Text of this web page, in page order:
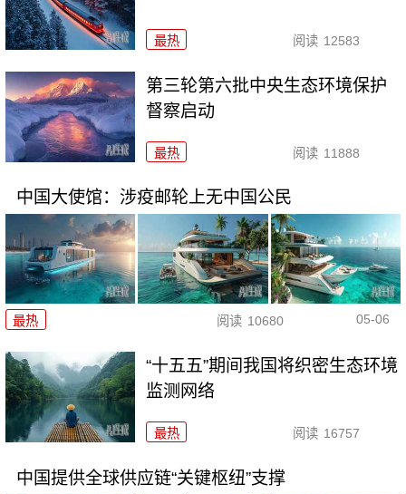
最热 阅读 12583
第三轮第六批中央生态环境保护
督察启动
最热 阅读 11888
中国大使馆：涉疫邮轮上无中国公民
最热 阅读 10680 05-06
“十五五”期间我国将织密生态环境
监测网络
最热 阅读 16757
中国提供全球供应链“关键枢纽”支撑